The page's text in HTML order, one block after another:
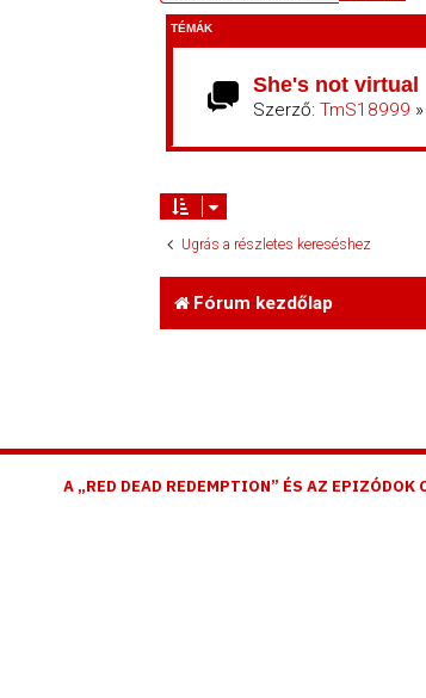
TÉMÁK
She's not virtual
Szerző:TmS18999
Ugrás a részletes kereséshez
Fórum kezdőlap
A „RED DEAD REDEMPTION” ÉS AZ